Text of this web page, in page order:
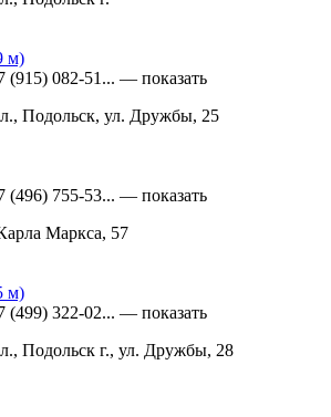
м)
(915) 082-51... — показать
Подольск, ул. Дружбы, 25
(496) 755-53... — показать
Маркса, 57
м)
(499) 322-02... — показать
Подольск г., ул. Дружбы, 28